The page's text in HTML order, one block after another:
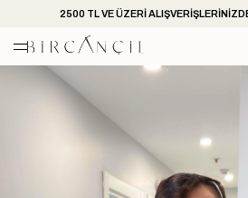
2500 TL VE ÜZERİ